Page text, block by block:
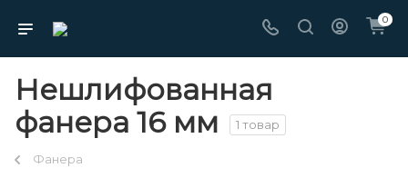
0
Нешлифованная
фанера 16 мм
1 товар
Фанера